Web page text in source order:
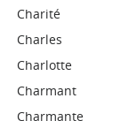
Charité
Charles
Charlotte
Charmant
Charmante